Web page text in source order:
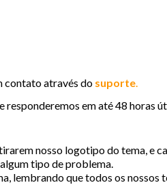
contato através do suporte.
em até 48 horas
nosso logotipo do tema, e
tipo de problema.
lembrando que todos os